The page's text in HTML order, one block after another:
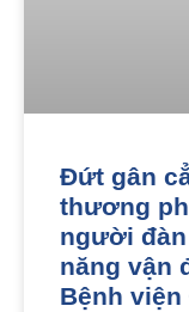
Đứt gân
thương
người
năng vận
Bệnh